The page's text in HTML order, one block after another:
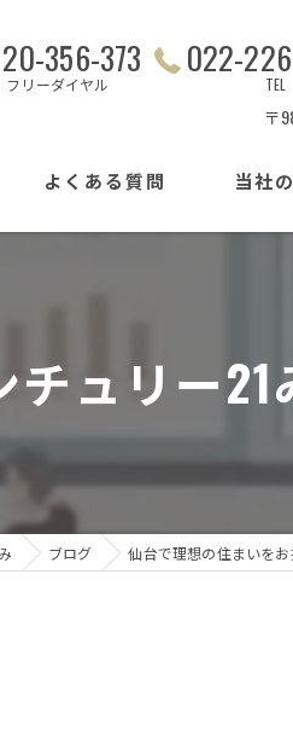
356-373
フリーダイヤル
022-
TEL
〒
よくある質問 当社
戸建て
賃貸
ュリー
ブログ 仙台で理想の住まいをお